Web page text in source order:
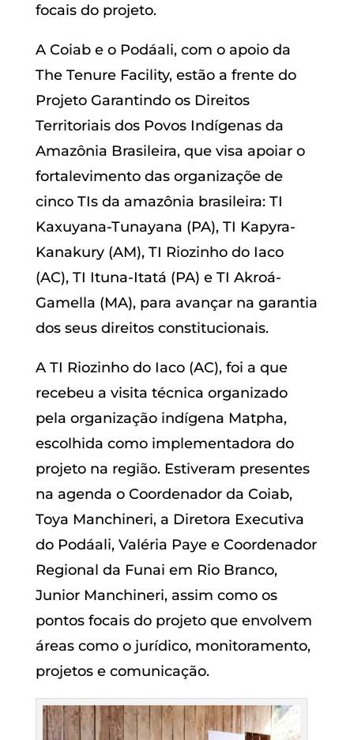
focais do projeto.
A Coiab e o Podáali, com o apoio da
The Tenure Facility, estão a frente do
Projeto Garantindo os Direitos
Territoriais dos Povos Indígenas da
Amazônia Brasileira, que visa apoiar o
fortalevimento das organizaçõe de
cinco TIs da amazônia brasileira: TI
Kaxuyana-Tunayana (PA), TI Kapyra-
Kanakury (AM), TI Riozinho do Iaco
(AC), TI Ituna-Itatá (PA) e TI Akroá-
Gamella (MA), para avançar na garantia
dos seus direitos constitucionais.
A TI Riozinho do Iaco (AC), foi a que
recebeu a visita técnica organizado
pela organização indígena Matpha,
escolhida como implementadora do
projeto na região. Estiveram presentes
na agenda o Coordenador da Coiab,
Toya Manchineri, a Diretora Executiva
do Podáali, Valéria Paye e Coordenador
Regional da Funai em Rio Branco,
Junior Manchineri, assim como os
pontos focais do projeto que envolvem
áreas como o jurídico, monitoramento,
projetos e comunicação.